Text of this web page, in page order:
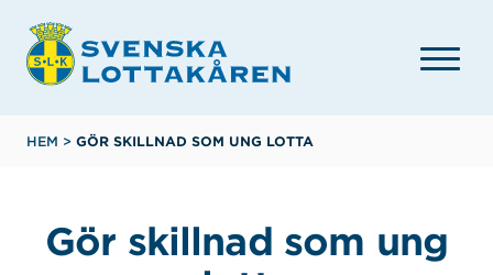
huvudinnehåll
Länkstig
HEM > GÖR SKILLNAD SOM UNG LOTTA
Gör skillnad som ung